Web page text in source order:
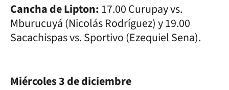
Cancha de Lipton:17.00 Curupay vs.
Mburucuyá (Nicolás Rodríguez) y 19.00
Sacachispas vs. Sportivo (Ezequiel Sena).
Miércoles 3 de diciembre